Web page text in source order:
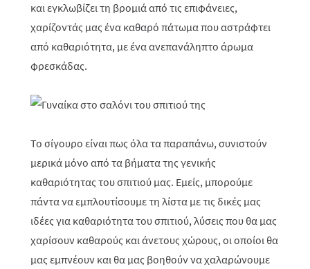
και εγκλωβίζει τη βρομιά από τις επιφάνειες,
χαρίζοντάς μας ένα καθαρό πάτωμα που αστράφτει
από καθαριότητα, με ένα ανεπανάληπτο άρωμα
φρεσκάδας.
Το σίγουρο είναι πως όλα τα παραπάνω, συνιστούν
μερικά μόνο από τα βήματα της γενικής
καθαριότητας του σπιτιού μας. Εμείς, μπορούμε
πάντα να εμπλουτίσουμε τη λίστα με τις δικές μας
ιδέες για καθαριότητα του σπιτιού, λύσεις που θα μας
χαρίσουν καθαρούς και άνετους χώρους, οι οποίοι θα
μας εμπνέουν και θα μας βοηθούν να χαλαρώνουμε